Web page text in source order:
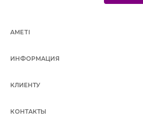
AMETI
ИНФОРМАЦИЯ
КЛИЕНТУ
КОНТАКТЫ